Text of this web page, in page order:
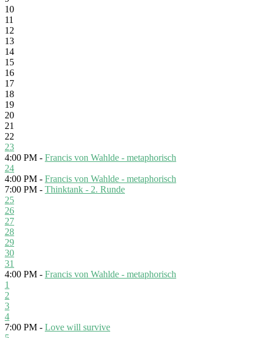
10
11
12
13
14
15
16
17
18
19
20
21
22
23
4:00 PM - Francis von Wahlde - metaphorisch
24
4:00 PM - Francis von Wahlde - metaphorisch
7:00 PM - Thinktank - 2. Runde
25
26
27
28
29
30
31
4:00 PM - Francis von Wahlde - metaphorisch
1
2
3
4
7:00 PM - Love will survive